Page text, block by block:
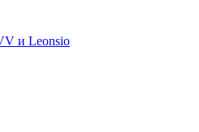
и Leonsio